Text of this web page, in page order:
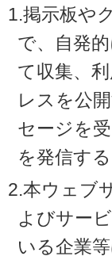
1.掲示板や
で、自発
て収集、
レスを公
セージを
を発信す
2.本ウェブ
よびサー
いる企業